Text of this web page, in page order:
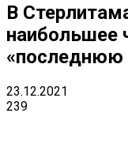
В
наибольшее
«последнюю
23.12.2021
239